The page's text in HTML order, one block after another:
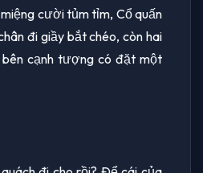
cười tủm tỉm, Cổ quấn
đi giầy bắt chéo, còn hai
cạnh tượng có đặt một